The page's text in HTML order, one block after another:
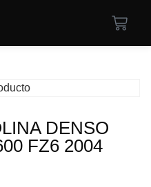
DENSO
FZ6 2004